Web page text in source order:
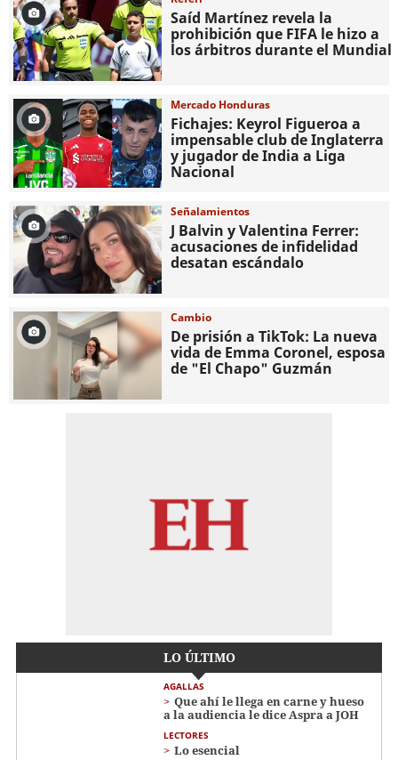
Saíd Martínez revela la
prohibición que FIFA le hizo a
los árbitros durante el Mundial
Mercado Honduras
Fichajes: Keyrol Figueroa a
impensable club de Inglaterra
y jugador de India a Liga
Nacional
Señalamientos
J Balvin y Valentina Ferrer:
acusaciones de infidelidad
desatan escándalo
Cambio
De prisión a TikTok: La nueva
vida de Emma Coronel, esposa
de "El Chapo" Guzmán
LO ÚLTIMO
AGALLAS
Que ahí le llega en carne y hueso
a la audiencia le dice Aspra a JOH
LECTORES
Lo esencial